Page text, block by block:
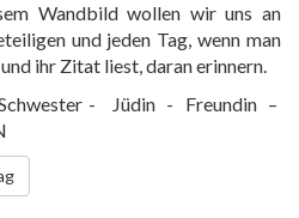
Wandbild wollen wir uns an
und jeden Tag, wenn man
ihr Zitat liest, daran erinnern.
- Jüdin - Freundin –